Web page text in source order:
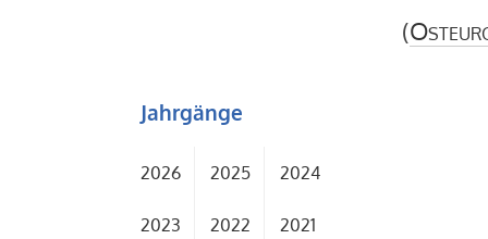
(
Jahrgänge
2026 2025 2024
2023 2022 2021